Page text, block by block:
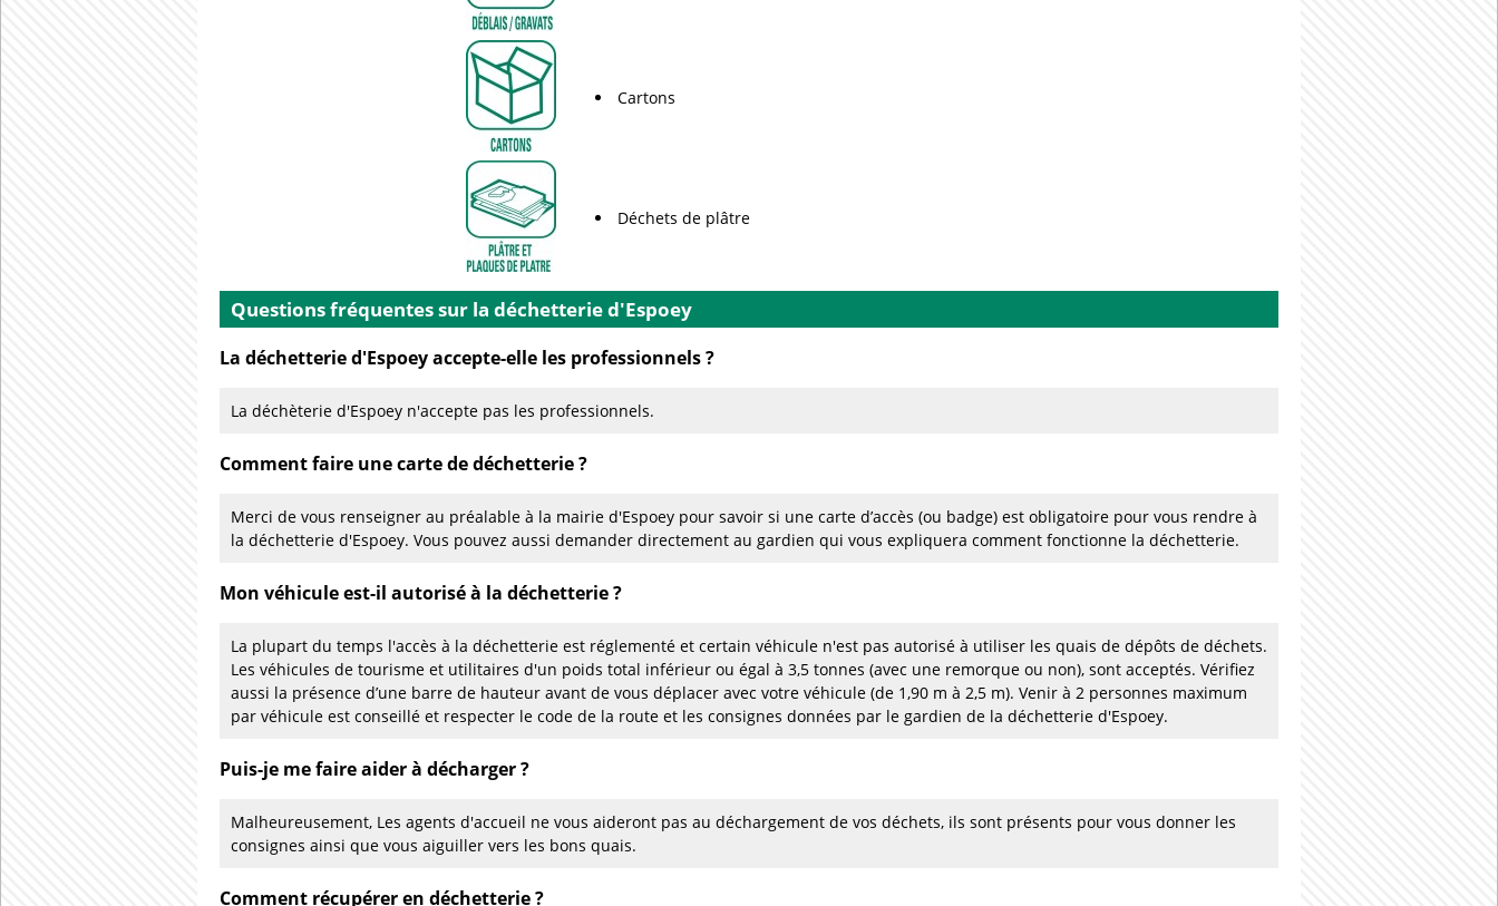
Cartons
Déchets de plâtre
Questions fréquentes sur la déchetterie d'Espoey
La déchetterie d'Espoey accepte-elle les professionnels ?
La déchèterie d'Espoey n'accepte pas les professionnels.
Comment faire une carte de déchetterie ?
Merci de vous renseigner au préalable à la mairie d'Espoey pour savoir si une carte d’accès (ou badge) est obligatoire pour vous rendre à
la déchetterie d'Espoey. Vous pouvez aussi demander directement au gardien qui vous expliquera comment fonctionne la déchetterie.
Mon véhicule est-il autorisé à la déchetterie ?
La plupart du temps l'accès à la déchetterie est réglementé et certain véhicule n'est pas autorisé à utiliser les quais de dépôts de déchets.
Les véhicules de tourisme et utilitaires d'un poids total inférieur ou égal à 3,5 tonnes (avec une remorque ou non), sont acceptés. Vérifiez
aussi la présence d’une barre de hauteur avant de vous déplacer avec votre véhicule (de 1,90 m à 2,5 m). Venir à 2 personnes maximum
par véhicule est conseillé et respecter le code de la route et les consignes données par le gardien de la déchetterie d'Espoey.
Puis-je me faire aider à décharger ?
Malheureusement, Les agents d'accueil ne vous aideront pas au déchargement de vos déchets, ils sont présents pour vous donner les
consignes ainsi que vous aiguiller vers les bons quais.
Comment récupérer en déchetterie ?